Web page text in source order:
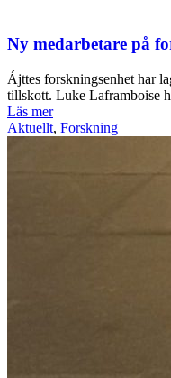
Ny medarbetare på
Ájttes forskningsenhet har
tillskott. Luke Laframboise
Läs mer
Aktuellt, Forskning